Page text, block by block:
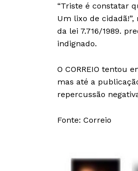
“Triste é constatar
Um lixo de
da lei 7.716/1989.
indignado.
O CORREIO tentou
mas até a
repercussão
Fonte: Correio